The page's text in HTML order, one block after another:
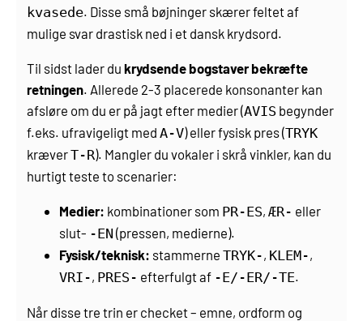
kvasede. Disse små bøjninger skærer feltet af
mulige svar drastisk ned i et dansk krydsord.
Til sidst lader dukrydsende bogstaver bekræfte
retningen. Allerede 2-3 placerede konsonanter kan
afsløre om du er på jagt efter medier (AVIS begynder
f.eks. ufravigeligt medA-V) eller fysisk pres (TRYK
kræverT-R). Mangler du vokaler i skrå vinkler, kan du
hurtigt teste to scenarier:
Medier: kombinationer som PR-ES,ÆR- eller
slut- -EN (pressen, medierne).
Fysisk/teknisk: stammerneTRYK-, KLEM-,
VRI-, PRES- efterfulgt af -E/-ER/-TE.
Når disse tre trin er checket – emne, ordform og